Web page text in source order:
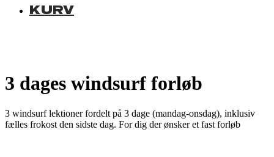
KURV
3 dages windsurf forløb
3 windsurf lektioner fordelt på 3 dage (mandag-onsdag), inklusiv
fælles frokost den sidste dag. For dig der ønsker et fast forløb